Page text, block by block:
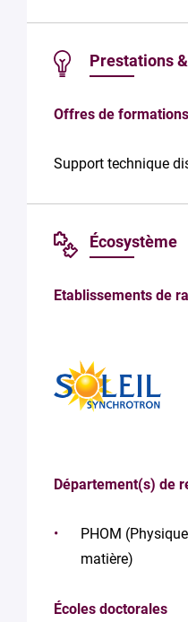
Prestations
Offres de formations
Support technique
Écosystème
Etablissements de
Département(s) de
PHOM
matière)
Écoles doctorales